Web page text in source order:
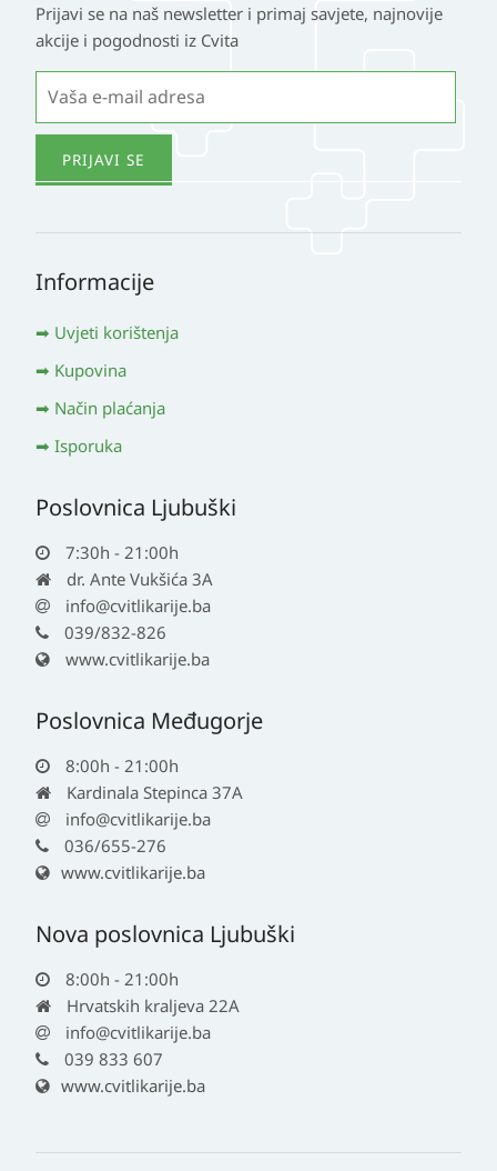
Prijavi se na naš newsletter i primaj savjete, najnovije
akcije i pogodnosti iz Cvita
Informacije
Uvjeti korištenja
Kupovina
Način plaćanja
Isporuka
Poslovnica Ljubuški
7:30h - 21:00h
dr. Ante Vukšića 3A
info@cvitlikarije.ba
039/832-826
www.cvitlikarije.ba
Poslovnica Međugorje
8:00h - 21:00h
Kardinala Stepinca 37A
info@cvitlikarije.ba
036/655-276
www.cvitlikarije.ba
Nova poslovnica Ljubuški
8:00h - 21:00h
Hrvatskih kraljeva 22A
info@cvitlikarije.ba
039 833 607
www.cvitlikarije.ba